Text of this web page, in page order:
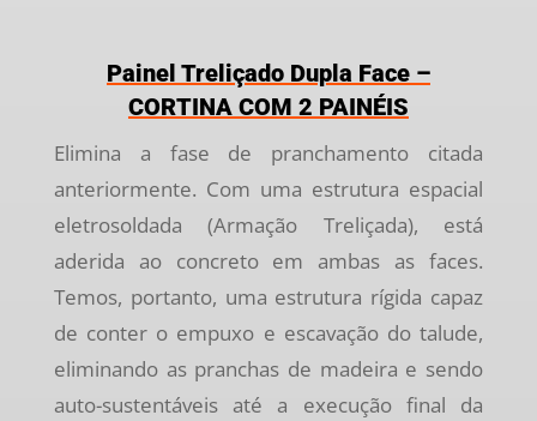
Painel Treliçado Dupla Face –
CORTINA COM 2 PAINÉIS
Elimina a fase de pranchamento citada
anteriormente. Com uma estrutura espacial
eletrosoldada (Armação Treliçada), está
aderida ao concreto em ambas as faces.
Temos, portanto, uma estrutura rígida capaz
de conter o empuxo e escavação do talude,
eliminando as pranchas de madeira e sendo
auto-sustentáveis até a execução final da